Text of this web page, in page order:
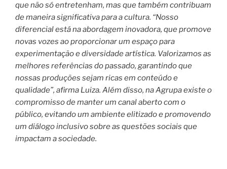
que não só entretenham, mas que também contribuam
de maneira significativa para a cultura. “Nosso
diferencial está na abordagem inovadora, que promove
novas vozes ao proporcionar um espaço para
experimentação e diversidade artística. Valorizamos as
melhores referências do passado, garantindo que
nossas produções sejam ricas em conteúdo e
qualidade”, afirma Luiza. Além disso, na Agrupa existe o
compromisso de manter um canal aberto com o
público, evitando um ambiente elitizado e promovendo
um diálogo inclusivo sobre as questões sociais que
impactam a sociedade.